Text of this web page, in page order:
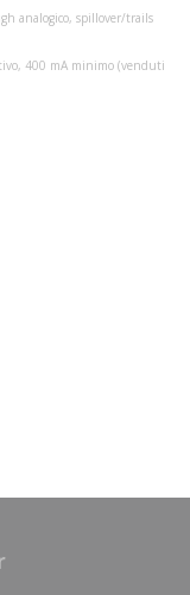
analogico, spillover/trails
400 mA minimo (venduti